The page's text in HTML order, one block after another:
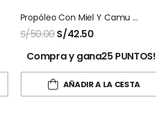
Propóleo Con Miel Y Camu Camu San Jose 120 Ml
S/50.00S/42.50
Compra y gana25 PUNTOS!
AÑADIR A LA CESTA